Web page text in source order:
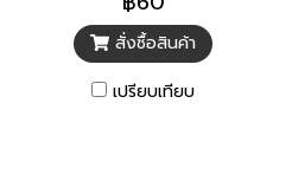
สั่งซื้อสินค้า
เปรียบเทียบ